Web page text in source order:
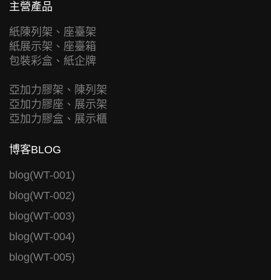
主營產品
紙陳列架、座臺架
紙展示架、座臺箱
包裝彩盒、紙企牌
亞加力膠架、陳列架
亞加力膠座、展示架
亞加力膠盒、展示櫃
博客BLOG
blog(WT-001)
blog(WT-002)
blog(WT-003)
blog(WT-004)
blog(WT-005)